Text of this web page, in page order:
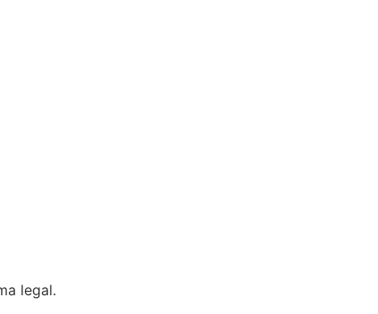
legal.